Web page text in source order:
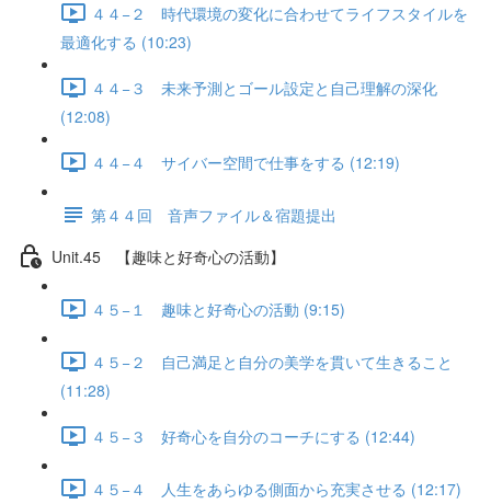
４４−２ 時代環境の変化に合わせてライフスタイルを
最適化する (10:23)
４４−３ 未来予測とゴール設定と自己理解の深化
(12:08)
４４−４ サイバー空間で仕事をする (12:19)
第４４回 音声ファイル＆宿題提出
Unit.45 【趣味と好奇心の活動】
４５−１ 趣味と好奇心の活動 (9:15)
４５−２ 自己満足と自分の美学を貫いて生きること
(11:28)
４５−３ 好奇心を自分のコーチにする (12:44)
４５−４ 人生をあらゆる側面から充実させる (12:17)